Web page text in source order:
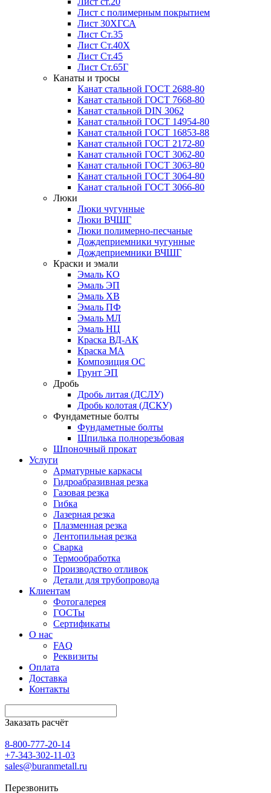
Лист с полимерным покрытием
Лист 30ХГСА
Лист Ст.35
Лист Ст.40Х
Лист Ст.45
Лист Ст.65Г
Канаты и тросы
Канат стальной ГОСТ 2688-80
Канат стальной ГОСТ 7668-80
Канат стальной DIN 3062
Канат стальной ГОСТ 14954-80
Канат стальной ГОСТ 16853-88
Канат стальной ГОСТ 2172-80
Канат стальной ГОСТ 3062-80
Канат стальной ГОСТ 3063-80
Канат стальной ГОСТ 3064-80
Канат стальной ГОСТ 3066-80
Люки
Люки чугунные
Люки ВЧШГ
Люки полимерно-песчаные
Дождеприемники чугунные
Дождеприемники ВЧШГ
Краски и эмали
Эмаль КО
Эмаль ЭП
Эмаль ХВ
Эмаль ПФ
Эмаль МЛ
Эмаль НЦ
Краска ВД-АК
Краска МА
Композиция ОС
Грунт ЭП
Дробь
Дробь литая (ДСЛУ)
Дробь колотая (ДСКУ)
Фундаметные болты
Фундаметные болты
Шпилька полнорезьбовая
Шпоночный прокат
Услуги
Арматурные каркасы
Гидроабразивная резка
Газовая резка
Гибка
Лазерная резка
Плазменная резка
Лентопильная резка
Сварка
Термообработка
Производство отливок
Детали для трубопровода
Клиентам
Фотогалерея
ГОСТы
Сертификаты
О нас
FAQ
Реквизиты
Оплата
Доставка
Контакты
Заказать расчёт
8-800-777-20-14
+7-343-302-11-03
sales@buranmetall.ru
Перезвонить